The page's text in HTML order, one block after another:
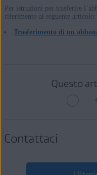
Per istruzioni per trasferire
riferimento al seguente articolo:
Trasferimento di un
Questo
Contattaci